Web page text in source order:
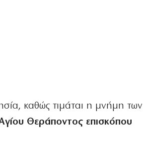
καθώς τιμάται η μνήμη των
Θεράποντος επισκόπου